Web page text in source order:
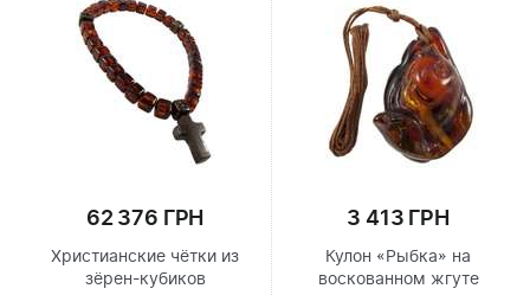
62 376 ГРН
Христианские чётки из
зёрен-кубиков
3 413 ГРН
Кулон «Рыбка» на
воскованном жгуте